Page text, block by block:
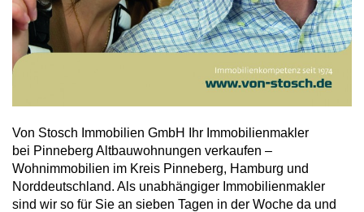
Von Stosch Immobilien GmbH Ihr Immobilienmakler
bei Pinneberg Altbauwohnungen verkaufen –
Wohnimmobilien im Kreis Pinneberg, Hamburg und
Norddeutschland. Als unabhängiger Immobilienmakler
sind wir so für Sie an sieben Tagen in der Woche da und